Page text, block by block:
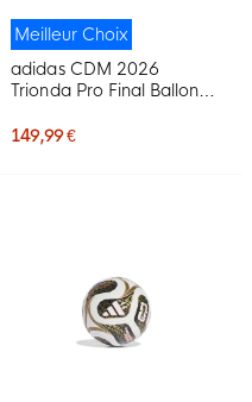
Meilleur Choix
adidas CDM 2026
Trionda Pro Final Ballon
Noir Doré
149,99 €